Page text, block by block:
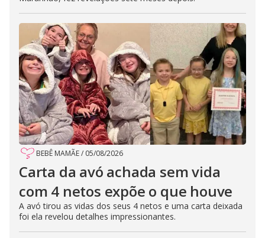
BEBÊ MAMÃE/ 05/08/2026
Carta da avó achada sem vida
com 4 netos expõe o que houve
A avó tirou as vidas dos seus 4 netos e uma carta deixada
foi ela revelou detalhes impressionantes.